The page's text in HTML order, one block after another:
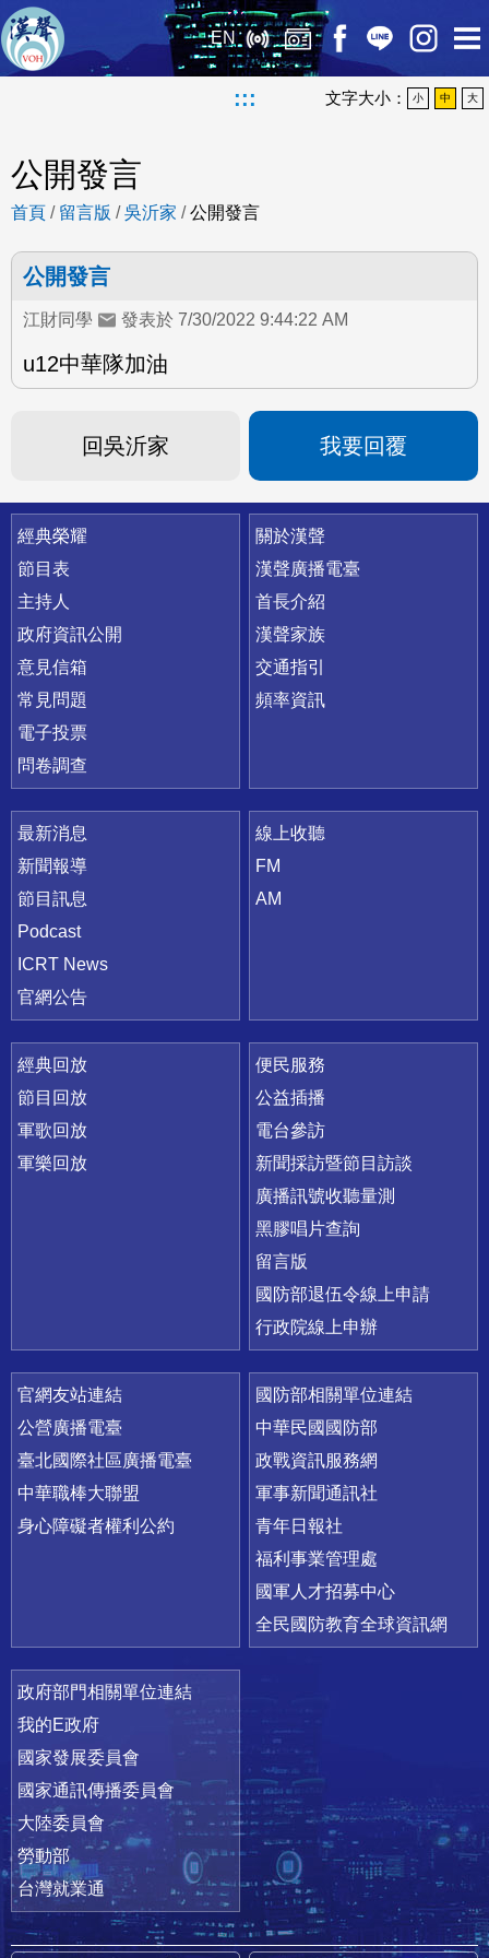
EN
::: 文字大小： 小 中 大
公開發言
首頁 / 留言版 /吳沂家 /公開發言
公開發言
江財同學 發表於 7/30/2022 9:44:22 AM
u12中華隊加油
回吳沂家 我要回覆
快速連結
經典榮耀
節目表
主持人
政府資訊公開
意見信箱
常見問題
電子投票
問卷調查
關於漢聲
漢聲廣播電臺
首長介紹
漢聲家族
交通指引
頻率資訊
最新消息
新聞報導
節目訊息
Podcast
ICRT News
官網公告
線上收聽
FM
AM
經典回放
節目回放
軍歌回放
軍樂回放
便民服務
公益插播
電台參訪
新聞採訪暨節目訪談
廣播訊號收聽量測
黑膠唱片查詢
留言版
國防部退伍令線上申請
行政院線上申辦
官網友站連結
公營廣播電臺
臺北國際社區廣播電臺
中華職棒大聯盟
身心障礙者權利公約
國防部相關單位連結
中華民國國防部
政戰資訊服務網
軍事新聞通訊社
青年日報社
福利事業管理處
國軍人才招募中心
全民國防教育全球資訊網
政府部門相關單位連結
我的E政府
國家發展委員會
國家通訊傳播委員會
大陸委員會
勞動部
台灣就業通